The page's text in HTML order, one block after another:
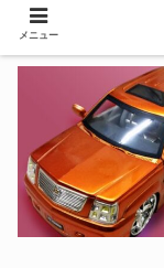
メニュー